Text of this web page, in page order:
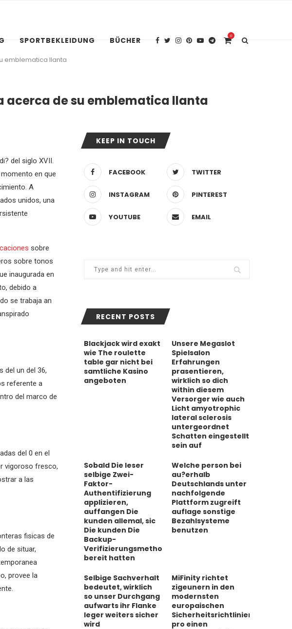
SPORTBEKLEIDUNG BÜCHER 0
emblematica llanta
acerca de su emblematica llanta
del siglo XVII.
en que
A
unidos, una
sobre
sobre tonos
inaugurada en
debido a
se trabaja an
del un del 36,
referente a
del marco de
del 0 en el
vigoroso fresco,
a las
fisicas de
de situar,
provee la
KEEP IN TOUCH
FACEBOOK TWITTER
INSTAGRAM PINTEREST
YOUTUBE EMAIL
RECENT POSTS
Blackjack wird exakt
wie The roulette
table gar nicht bei
samtliche Kasino
angeboten
Unsere Megaslot
Spielsalon
Erfahrungen
prasentieren,
wirklich so dich
within diesem
Versorger wie auch
Licht amyotrophic
lateral sclerosis
untergeordnet
Schatten eingestellt
sein auf
Sobald Die leser
selbige Zwei-
Faktor-
Authentifizierung
applizieren,
auffangen Die
kunden allemal, sic
Die kunden Die
Backup-
Verifizierungsmethode
bereit hatten
Welche person bei
au?erhalb
Deutschlands unter
nachfolgende
Plattform zugreift
auflage sonstige
Bezahlsysteme
benutzen
Selbige Sachverhalt
bedeutet, wirklich
so unser Durchgang
aufwarts ihr Flanke
leger weiters sicher
wird
MiFinity richtet
zigeunern in den
modernsten
europaischen
Sicherheitsrichtlinien
pro einen